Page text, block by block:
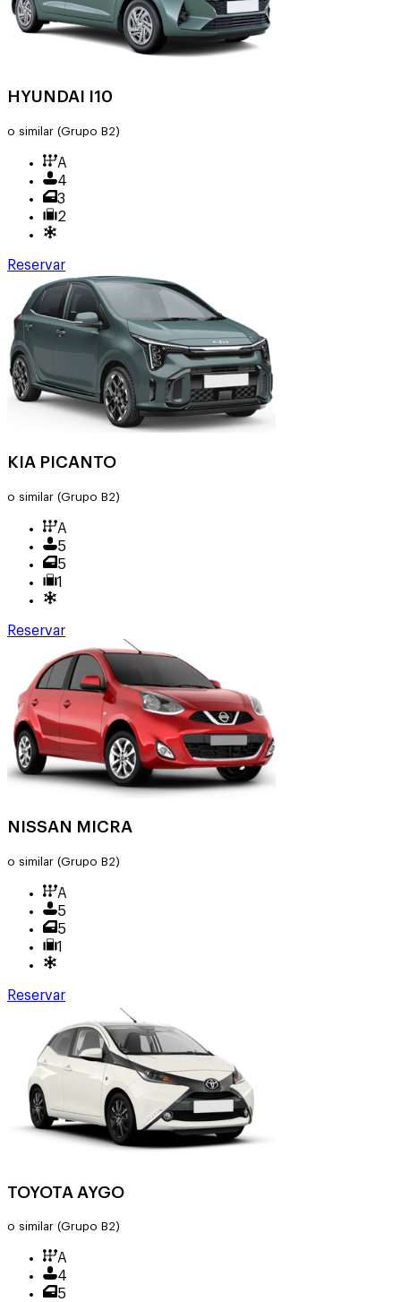
HYUNDAI I10
o similar (Grupo B2)
A
4
3
2
Reservar
KIA PICANTO
o similar (Grupo B2)
A
5
5
1
Reservar
NISSAN MICRA
o similar (Grupo B2)
A
5
5
1
Reservar
TOYOTA AYGO
o similar (Grupo B2)
A
4
5